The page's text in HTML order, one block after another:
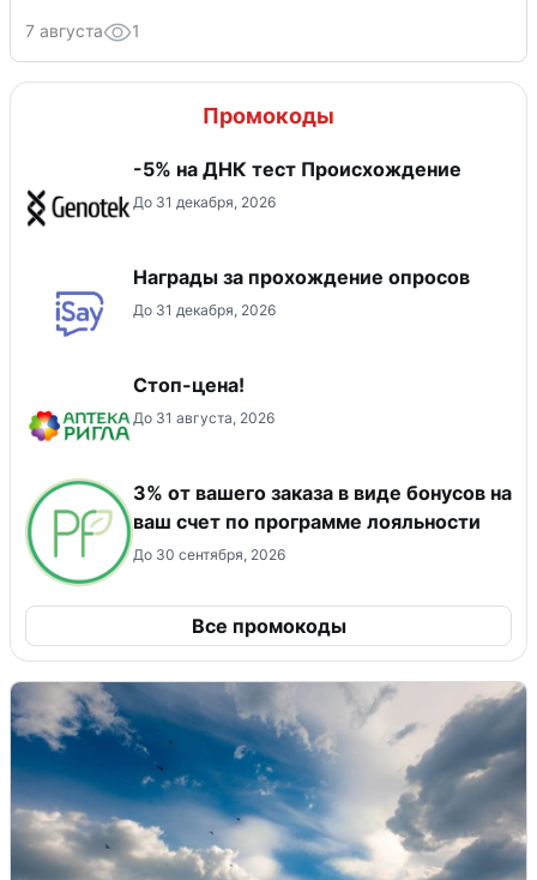
7 августа 1
Промокоды
-5% на ДНК тест Происхождение
До 31 декабря, 2026
Награды за прохождение опросов
До 31 декабря, 2026
Стоп-цена!
До 31 августа, 2026
3% от вашего заказа в виде бонусов на
ваш счет по программе лояльности
До 30 сентября, 2026
Все промокоды